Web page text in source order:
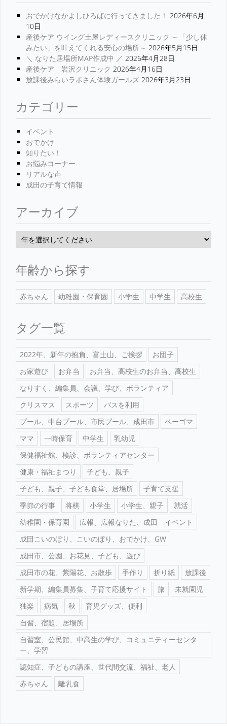
おでかけなかよしひろばに行ってきました！ 2026年6月
10日
産後ケア ウイング土屋レディースクリニック ～「少し休
みたい」を叶えてくれる安心の場所～ 2026年5月15日
＼ なりた居場所MAP作成中 ／ 2026年4月28日
産後ケア 岩沢クリニック 2026年4月16日
放課後みらいラボさん体験ガールズ 2026年3月23日
カテゴリー
イベント
おでかけ
知りたい！
お悩みコーナー
リアルな声
成田の子育て情報
アーカイブ
年齢から探す
赤ちゃん 幼稚園・保育園 小学生 中学生 高校生
タグ一覧
2022年、新年の抱負、富士山、ご挨拶
お団子
お家遊び
お弁当
お弁当、高校生のお弁当、高校生
なりすく、編集員、会議、学び、ボランティア
クリスマス
スポーツ
バスを利用
プール、中台プール、市民プール、成田市
ベーゴマ
ママ
一時保育 中学生
乳幼児
保健福祉館、検診、ボランティアセンター
健康・福祉まつり
子ども、親子
子ども、親子、子ども食堂、居場所
子育て支援
季節の行事
将棋 小学生 小学生、親子
就活
幼稚園・保育園
広報、広報なりた、成田 イベント
成田こいのぼり、こいのぼり、おでかけ、GW
成田市、公園、お花見、子ども、遊び
成田市の花、紫陽花、お散歩
手作り 折り紙
放課後
新学期、編集員募集、子育て応援サイト
旅
未就園児
独楽
病気 秋
育児グッズ、便利
自習、宿題、居場所
自習室、公民館、中高生の学び、コミュニティーセンタ
ー、学習
認知症、子どもの講座、世代間交流、福祉、老人
赤ちゃん
離乳食